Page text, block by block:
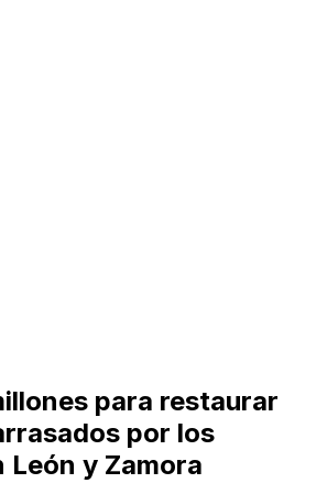
para restaurar
por los
León y Zamora